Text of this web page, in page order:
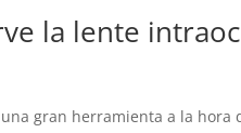
la lente
gran herramienta a la